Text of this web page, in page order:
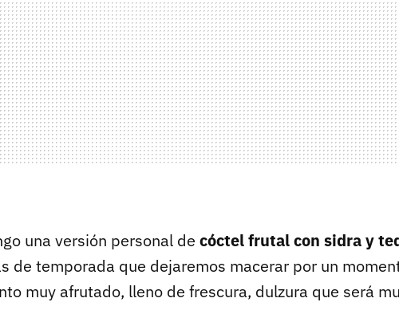
una versión personal de cóctel frutal con sidra y
de temporada que dejaremos macerar por un
muy afrutado, lleno de frescura, dulzura que será